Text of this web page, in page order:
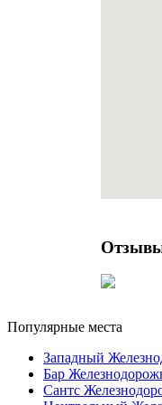
Популярные места
Западный
Бар
Сантс